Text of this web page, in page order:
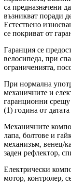
са предназначени
възникват поради
Естествено
се покриват от
Гаранция се
велосипеда, при
ограниченията,
При нормална
механичните и
гаранционни срещу
(1) година от
Механичните
лапа, болтове и
механизъм, венец/
заден рефлектор,
Електрически
мотор, контролер,